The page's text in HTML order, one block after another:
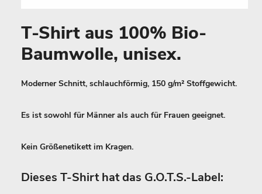
T-Shirt aus 100% Bio-
Baumwolle, unisex.
Moderner Schnitt, schlauchförmig, 150 g/m² Stoffgewicht.
Es ist sowohl für Männer als auch für Frauen geeignet.
Kein Größenetikett im Kragen.
Dieses T-Shirt hat das G.O.T.S.-Label: